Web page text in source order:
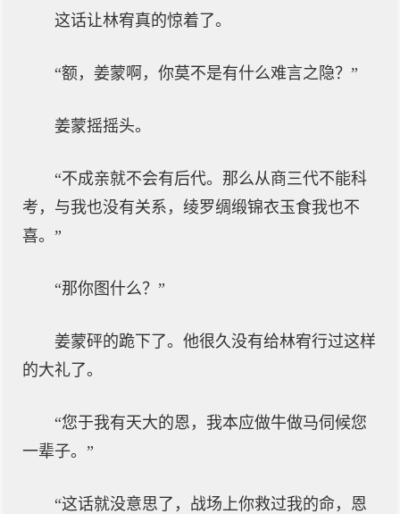
这话让林宥真的惊着了。
“额，姜蒙啊，你莫不是有什么难言之隐？”
姜蒙摇摇头。
“不成亲就不会有后代。那么从商三代不能科
考，与我也没有关系，绫罗绸缎锦衣玉食我也不
喜。”
“那你图什么？”
姜蒙砰的跪下了。他很久没有给林宥行过这样
的大礼了。
“您于我有天大的恩，我本应做牛做马伺候您
一辈子。”
“这话就没意思了，战场上你救过我的命，恩